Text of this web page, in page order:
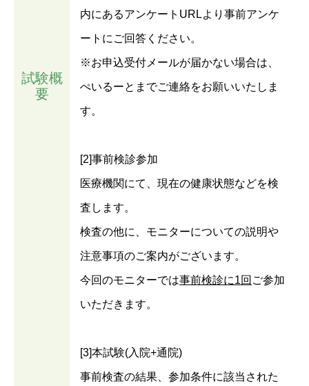
試験概
要
内にあるアンケートURLより事前アンケ
ートにご回答ください。
※お申込受付メールが届かない場合は、
ぺいるーとまでご連絡をお願いいたしま
す。
[2]事前検診参加
医療機関にて、現在の健康状態などを検
査します。
検査の他に、モニターについての説明や
注意事項のご案内がございます。
今回のモニターでは事前検診に1回 ご参加
いただきます。
[3]本試験(入院+通院)
事前検査の結果、参加条件に該当された